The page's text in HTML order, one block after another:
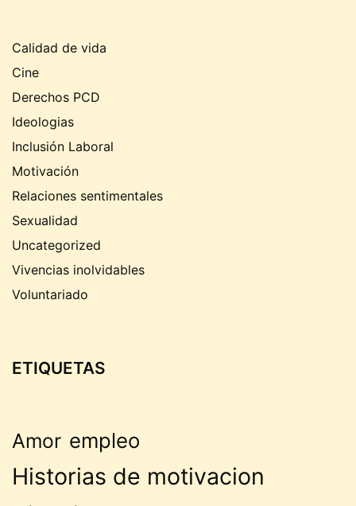
Calidad de vida
Cine
Derechos PCD
Ideologias
Inclusión Laboral
Motivación
Relaciones sentimentales
Sexualidad
Uncategorized
Vivencias inolvidables
Voluntariado
ETIQUETAS
Amor empleo
Historias de motivacion